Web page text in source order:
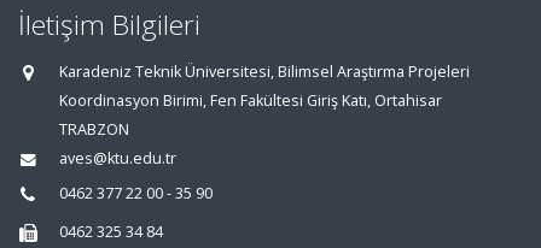
İletişim Bilgileri
Karadeniz Teknik Üniversitesi, Bilimsel Araştırma Projeleri
Koordinasyon Birimi, Fen Fakültesi Giriş Katı, Ortahisar
TRABZON
aves@ktu.edu.tr
0462 377 22 00 - 35 90
0462 325 34 84